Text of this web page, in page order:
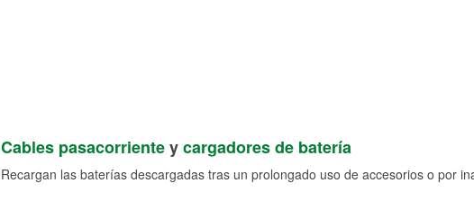
Cables pasacorrienteycargadores de batería
Recargan las baterías descargadas tras un prolongado uso de accesorios o por